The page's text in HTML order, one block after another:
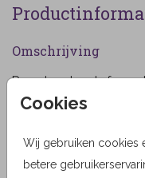
Cookies
Wij gebruiken cookies
betere
Omschrijving
Rouwkaart met
eucalyptus blad. (803)
Geertje Burgers